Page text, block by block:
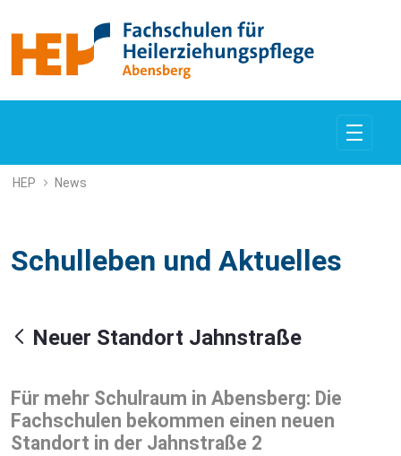
Neuer Standort Jahnstraße
HEP News
Schulleben und Aktuelles
Neuer Standort Jahnstraße
Für mehr Schulraum in Abensberg: Die
Fachschulen bekommen einen neuen
Standort in der Jahnstraße 2